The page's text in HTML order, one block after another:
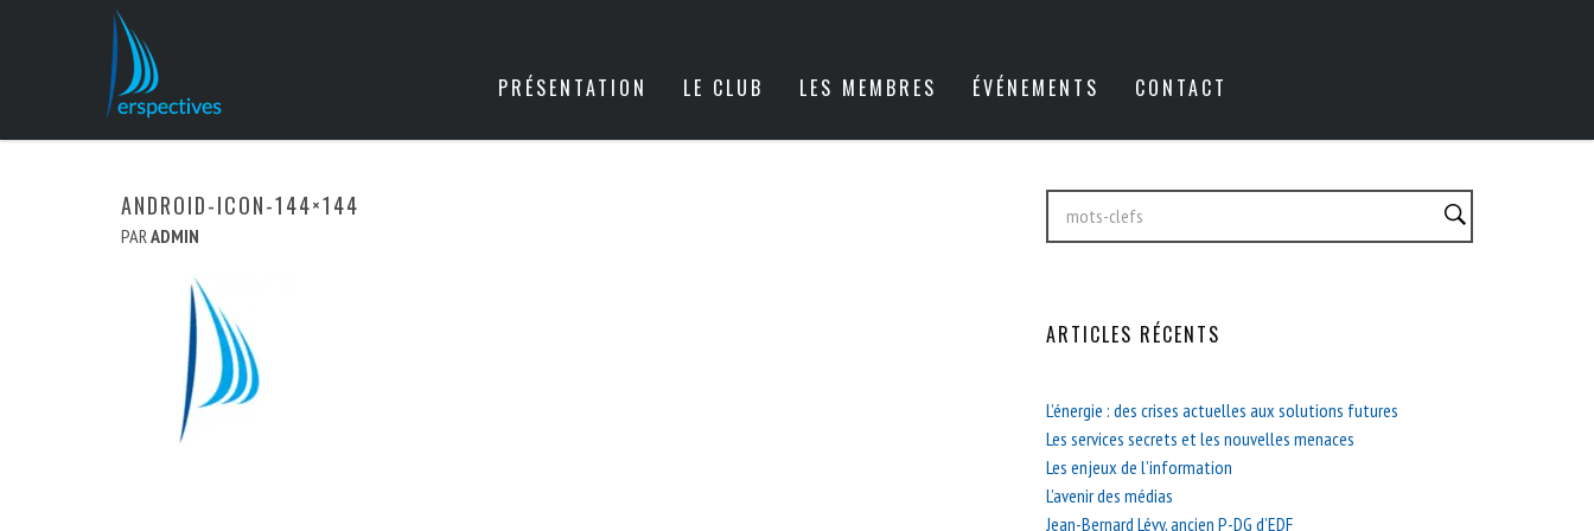
PRÉSENTATION LE CLUB LES MEMBRES ÉVÉNEMENTS CONTACT
ANDROID-ICON-144×144
PARADMIN
ARTICLES RÉCENTS
L’énergie : des crises actuelles aux solutions futures
Les services secrets et les nouvelles menaces
Les enjeux de l’information
L’avenir des médias
Jean-Bernard Lévy, ancien P-DG d’EDF